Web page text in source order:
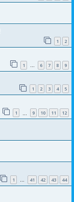
1 2
1 … 6 7 8 9
1 2 3 4 5
1 9 10 11 12
1 … 41 42 43 44